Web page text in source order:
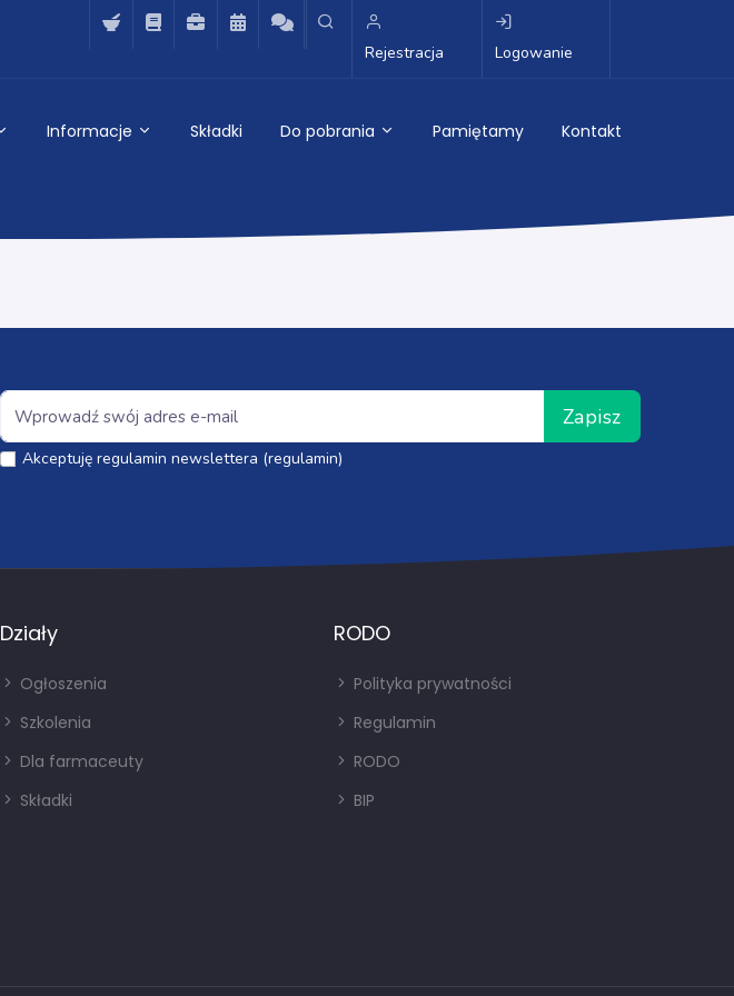
Rejestracja Logowanie
Informacje Składki Do pobrania Pamiętamy Kontakt
Zapisz
Akceptuję regulamin newslettera (regulamin)
Działy
Ogłoszenia
Szkolenia
Dla farmaceuty
Składki
RODO
Polityka prywatności
Regulamin
RODO
BIP